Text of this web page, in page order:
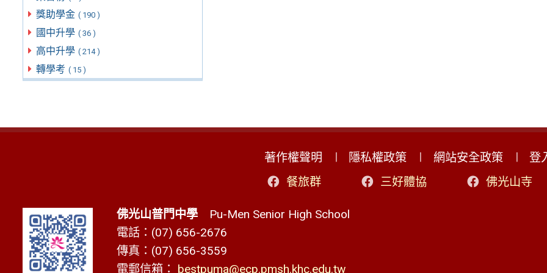
獎助學金 ( 190 )
國中升學 ( 36 )
高中升學 ( 214 )
轉學考 ( 15 )
著作權聲明 隱私權政策 網站安全政策
登
餐旅群
三好體協 佛光山寺
佛光山普門中學Pu-Men Senior High School
電話：(07) 656-2676
傳真：(07) 656-3559
電郵信箱： bestpuma@ecp.pmsh.khc.edu.tw